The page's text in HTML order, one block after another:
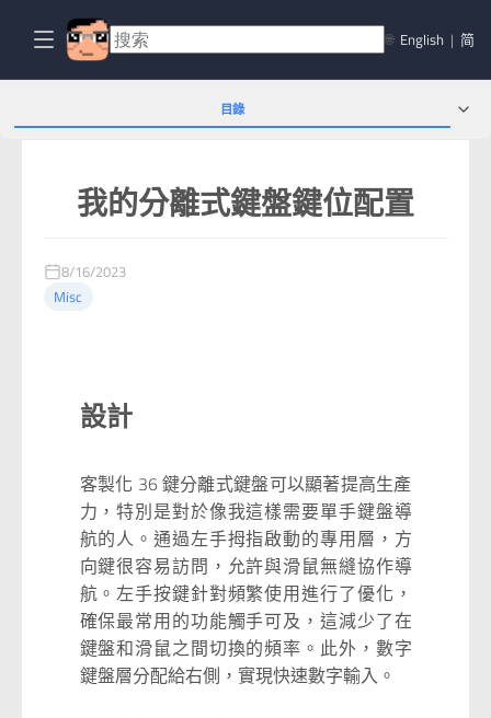
🌐 English | 简
我的分離式鍵盤鍵位配置
8/16/2023
Misc
目錄
設計
客製化 36 鍵分離式鍵盤可以顯著提高生產
力，特別是對於像我這樣需要單手鍵盤導
航的人。通過左手拇指啟動的專用層，方
向鍵很容易訪問，允許與滑鼠無縫協作導
航。左手按鍵針對頻繁使用進行了優化，
確保最常用的功能觸手可及，這減少了在
鍵盤和滑鼠之間切換的頻率。此外，數字
鍵盤層分配給右側，實現快速數字輸入。